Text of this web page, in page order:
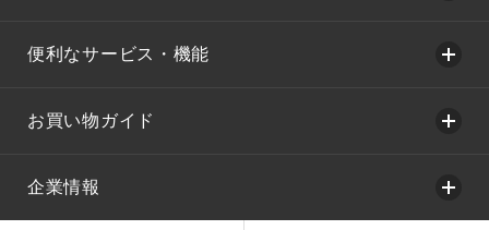
便利なサービス・機能
お買い物ガイド
企業情報